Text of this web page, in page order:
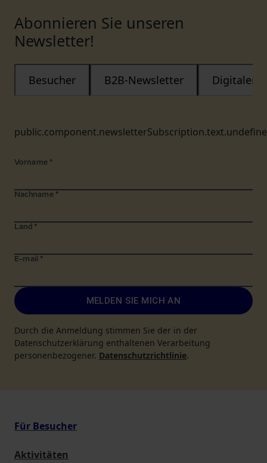
Abonnieren Sie unseren
Newsletter!
Besucher B2B-Newsletter Digitaler
Vorname *
Nachname *
Land *
E-mail *
MELDEN SIE MICH AN
Durch die Anmeldung stimmen Sie der in der
Datenschutzerklärung enthaltenen Verarbeitung
personenbezogener. Datenschutzrichtlinie.
Für Besucher
Aktivitäten